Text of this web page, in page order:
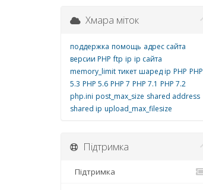
Хмара міток
поддержка помощь адрес сайта
версии PHP ftp ip ip сайта
memory_limit тикет шаред ip PHP PHP
5.3 PHP 5.6 PHP 7 PHP 7.1 PHP 7.2
php.ini post_max_size shared address
shared ip upload_max_filesize
Підтримка
Підтримка